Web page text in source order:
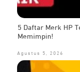
5 Daftar Merk HP
Memimpin!
Agustus 5, 2026